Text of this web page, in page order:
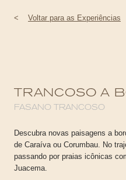
< Voltar para as Experiências
TRANCOSO A
FASANO TRANCOSO
Descubra novas paisagens a
de Caraíva ou Corumbau. No
passando por praias icônicas
Juacema.